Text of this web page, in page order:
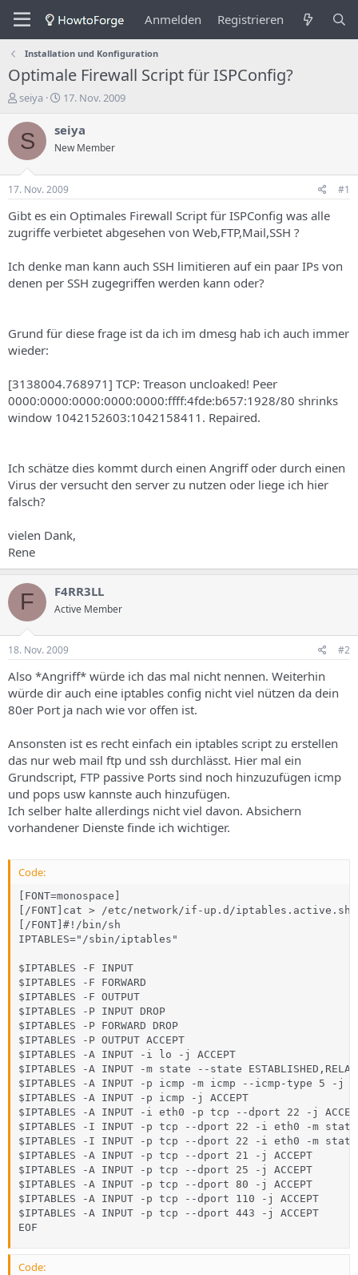
Anmelden Registrieren
Installation und Konfiguration
Optimale Firewall Script für ISPConfig?
E
s
t
e
l
e
r
e
T
h
s
seiya
E
s
e
l
u
n
s
a
t
17. Nov. 2009
S seiya
New Member
17. Nov. 2009 #1
Gibt es ein Optimales Firewall Script für ISPConfig was alle
zugriffe verbietet abgesehen von Web,FTP,Mail,SSH ?
Ich denke man kann auch SSH limitieren auf ein paar IPs von
denen per SSH zugegriffen werden kann oder?
Grund für diese frage ist da ich im dmesg hab ich auch immer
wieder:
[3138004.768971] TCP: Treason uncloaked! Peer
0000:0000:0000:0000:0000:ffff:4fde:b657:1928/80 shrinks
window 1042152603:1042158411. Repaired.
Ich schätze dies kommt durch einen Angriff oder durch einen
Virus der versucht den server zu nutzen oder liege ich hier
falsch?
vielen Dank,
Rene
F F4RR3LL
Active Member
18. Nov. 2009 #2
Also *Angriff* würde ich das mal nicht nennen. Weiterhin
würde dir auch eine iptables config nicht viel nützen da dein
80er Port ja nach wie vor offen ist.
Ansonsten ist es recht einfach ein iptables script zu erstellen
das nur web mail ftp und ssh durchlässt. Hier mal ein
Grundscript, FTP passive Ports sind noch hinzuzufügen icmp
und pops usw kannste auch hinzufügen.
Ich selber halte allerdings nicht viel davon. Absichern
vorhandener Dienste finde ich wichtiger.
Code:
[FONT=monospace]
[/FONT]cat > /etc/network/if-up.d/iptables.active.sh <<
[/FONT]#!/bin/sh
IPTABLES="/sbin/iptables"
$IPTABLES -F INPUT
$IPTABLES -F FORWARD
$IPTABLES -F OUTPUT
$IPTABLES -P INPUT DROP
$IPTABLES -P FORWARD DROP
$IPTABLES -P OUTPUT ACCEPT
$IPTABLES -A INPUT -i lo -j ACCEPT
$IPTABLES -A INPUT -m state --state
$IPTABLES -A INPUT -p icmp -m icmp --icmp-type 5 -j
$IPTABLES -A INPUT -p icmp -j ACCEPT
$IPTABLES -A INPUT -i eth0 -p tcp --dport 22 -j
$IPTABLES -I INPUT -p tcp --dport 22 -i eth0 -m
$IPTABLES -I INPUT -p tcp --dport 22 -i eth0 -m
$IPTABLES -A INPUT -p tcp --dport 21 -j ACCEPT
$IPTABLES -A INPUT -p tcp --dport 25 -j ACCEPT
$IPTABLES -A INPUT -p tcp --dport 80 -j ACCEPT
$IPTABLES -A INPUT -p tcp --dport 110 -j ACCEPT
$IPTABLES -A INPUT -p tcp --dport 443 -j ACCEPT
EOF
Code: